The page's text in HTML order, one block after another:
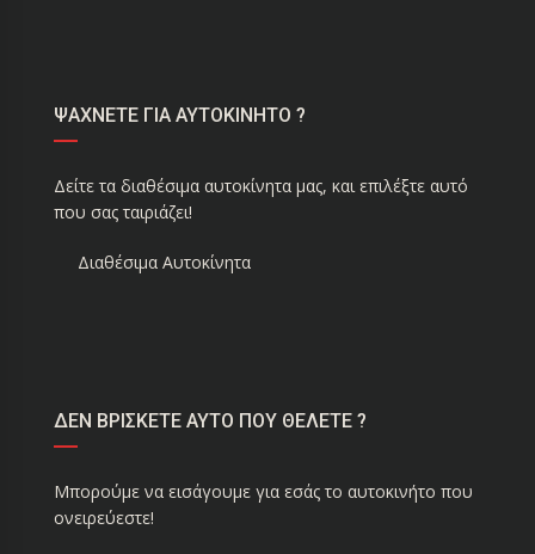
ΨΑΧΝΕΤΕ ΓΙΑ ΑΥΤΟΚΙΝΗΤΟ ?
Δείτε τα διαθέσιμα αυτοκίνητα μας, και επιλέξτε αυτό
που σας ταιριάζει!
Διαθέσιμα Αυτοκίνητα
ΔΕΝ ΒΡΙΣΚΕΤΕ ΑΥΤΟ ΠΟΥ ΘΕΛΕΤΕ ?
Μπορούμε να εισάγουμε για εσάς το αυτοκινήτο που
ονειρεύεστε!